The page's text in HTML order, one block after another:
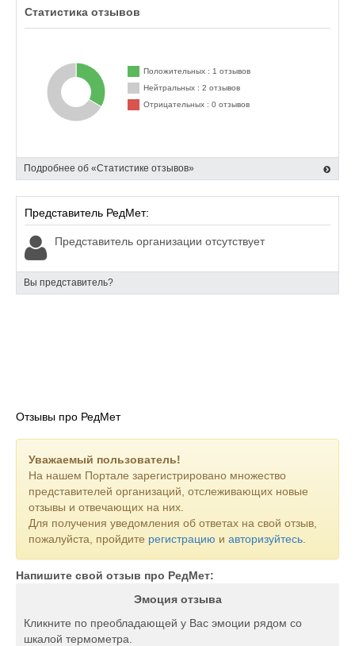
для клиента; Собственный парк спецтехники; Надежность,
Компания «РедМет» осуществляет прием черного и цветного
металлолома в Москве и области по самым высоким ценам
на выгодных условиях.
Статистика отзывов
Положительных : 1 отзывов
Нейтральных : 2 отзывов
Отрицательных : 0 отзывов
Подробнее об «Статистике отзывов»
Представитель РедМет:
Представитель организации отсутствует
Вы представитель?
Отзывы про РедМет
Уважаемый пользователь!
На нашем Портале зарегистрировано множество
представителей организаций, отслеживающих новые
отзывы и отвечающих на них.
Для получения уведомления об ответах на свой отзыв,
пожалуйста, пройдите регистрацию и авторизуйтесь
Напишите свой отзыв про РедМет:
Эмоция отзыва
Кликните по преобладающей у Вас эмоции рядом со
шкалой термометра.